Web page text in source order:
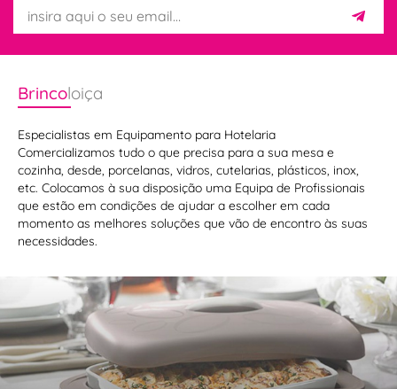
Brincoloiça
Especialistas em Equipamento para Hotelaria
Comercializamos tudo o que precisa para a sua mesa e
cozinha, desde, porcelanas, vidros, cutelarias, plásticos, inox,
etc. Colocamos à sua disposição uma Equipa de Profissionais
que estão em condições de ajudar a escolher em cada
momento as melhores soluções que vão de encontro às suas
necessidades.